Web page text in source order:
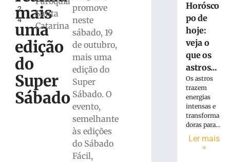
2
4
mais
uma
edição
do
Super
Sábado
Santa
Catarina
promove
neste
sábado, 19
de outubro,
mais uma
edição do
Super
Sábado. O
evento,
semelhante
às edições
do Sábado
Fácil,
terça,
agosto
Horósco
po de
hoje:
veja o
que os
astros...
Os astros
trazem
energias
intensas e
transforma
doras para...
Ler mais
»